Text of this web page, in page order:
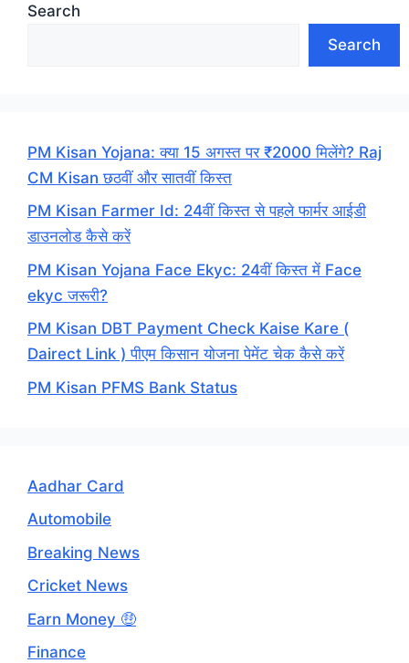
Search
Search
PM Kisan Yojana: क्या 15 अगस्त पर ₹2000 मिलेंगे? Raj
CM Kisan छठवीं और सातवीं किस्त
PM Kisan Farmer Id: 24वीं किस्त से पहले फार्मर आईडी
डाउनलोड कैसे करें
PM Kisan Yojana Face Ekyc: 24वीं किस्त में Face
ekyc जरूरी?
PM Kisan DBT Payment Check Kaise Kare (
Dairect Link ) पीएम किसान योजना पेमेंट चेक कैसे करें
PM Kisan PFMS Bank Status
Aadhar Card
Automobile
Breaking News
Cricket News
Earn Money 🤑
Finance